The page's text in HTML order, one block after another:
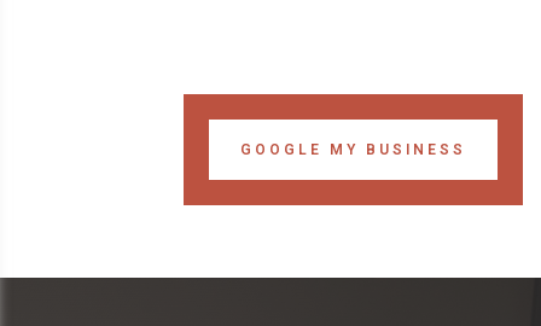
GOOGLE MY BUSINESS